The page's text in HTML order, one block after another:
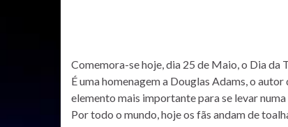
Comemora-se hoje, dia 25 de Maio, o Dia da
É uma homenagem a Douglas Adams, o
elemento mais importante para se levar
Por todo o mundo, hoje os fãs andam de